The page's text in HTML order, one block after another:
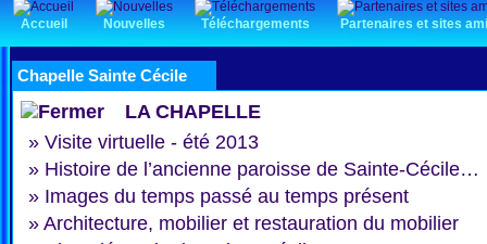
Accueil Nouvelles Téléchargements Partenaires et sites
Chapelle Sainte Cécile
LA CHAPELLE
» Visite virtuelle - été 2013
» Histoire de l’ancienne paroisse de Sainte-Cécile…
» Images du temps passé au temps présent
» Architecture, mobilier et restauration du mobilier